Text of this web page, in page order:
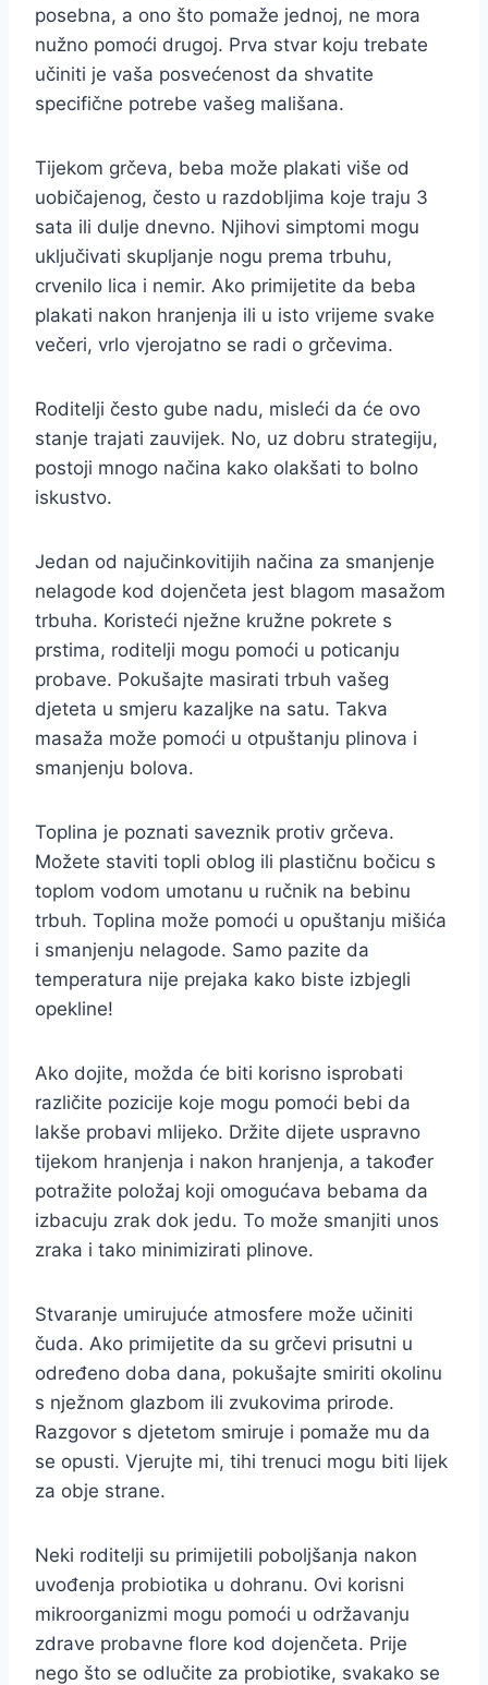
posebna, a ono što pomaže jednoj, ne mora
nužno pomoći drugoj. Prva stvar koju trebate
učiniti je vaša posvećenost da shvatite
specifične potrebe vašeg mališana.
Tijekom grčeva, beba može plakati više od
uobičajenog, često u razdobljima koje traju 3
sata ili dulje dnevno. Njihovi simptomi mogu
uključivati skupljanje nogu prema trbuhu,
crvenilo lica i nemir. Ako primijetite da beba
plakati nakon hranjenja ili u isto vrijeme svake
večeri, vrlo vjerojatno se radi o grčevima.
Roditelji često gube nadu, misleći da će ovo
stanje trajati zauvijek. No, uz dobru strategiju,
postoji mnogo načina kako olakšati to bolno
iskustvo.
Jedan od najučinkovitijih načina za smanjenje
nelagode kod dojenčeta jest blagom masažom
trbuha. Koristeći nježne kružne pokrete s
prstima, roditelji mogu pomoći u poticanju
probave. Pokušajte masirati trbuh vašeg
djeteta u smjeru kazaljke na satu. Takva
masaža može pomoći u otpuštanju plinova i
smanjenju bolova.
Toplina je poznati saveznik protiv grčeva.
Možete staviti topli oblog ili plastičnu bočicu s
toplom vodom umotanu u ručnik na bebinu
trbuh. Toplina može pomoći u opuštanju mišića
i smanjenju nelagode. Samo pazite da
temperatura nije prejaka kako biste izbjegli
opekline!
Ako dojite, možda će biti korisno isprobati
različite pozicije koje mogu pomoći bebi da
lakše probavi mlijeko. Držite dijete uspravno
tijekom hranjenja i nakon hranjenja, a također
potražite položaj koji omogućava bebama da
izbacuju zrak dok jedu. To može smanjiti unos
zraka i tako minimizirati plinove.
Stvaranje umirujuće atmosfere može učiniti
čuda. Ako primijetite da su grčevi prisutni u
određeno doba dana, pokušajte smiriti okolinu
s nježnom glazbom ili zvukovima prirode.
Razgovor s djetetom smiruje i pomaže mu da
se opusti. Vjerujte mi, tihi trenuci mogu biti lijek
za obje strane.
Neki roditelji su primijetili poboljšanja nakon
uvođenja probiotika u dohranu. Ovi korisni
mikroorganizmi mogu pomoći u održavanju
zdrave probavne flore kod dojenčeta. Prije
nego što se odlučite za probiotike, svakako se